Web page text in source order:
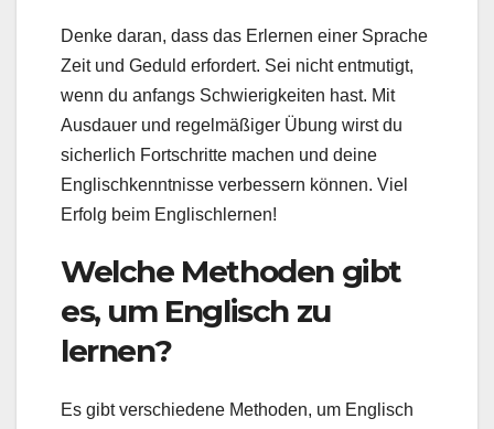
Denke daran, dass das Erlernen einer Sprache
Zeit und Geduld erfordert. Sei nicht entmutigt,
wenn du anfangs Schwierigkeiten hast. Mit
Ausdauer und regelmäßiger Übung wirst du
sicherlich Fortschritte machen und deine
Englischkenntnisse verbessern können. Viel
Erfolg beim Englischlernen!
Welche Methoden gibt
es, um Englisch zu
lernen?
Es gibt verschiedene Methoden, um Englisch